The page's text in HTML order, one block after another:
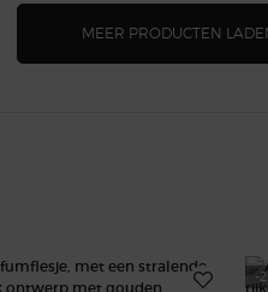
MEER PRODUCTEN
-